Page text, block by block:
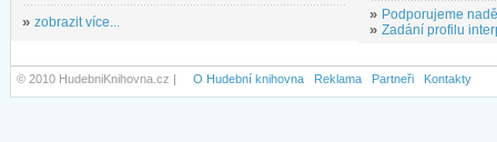
» zobrazit více... » Podporujeme
» Zadání profilu
© 2010 HudebniKnihovna.cz | O Hudební knihovna Reklama Partneři Kontakty